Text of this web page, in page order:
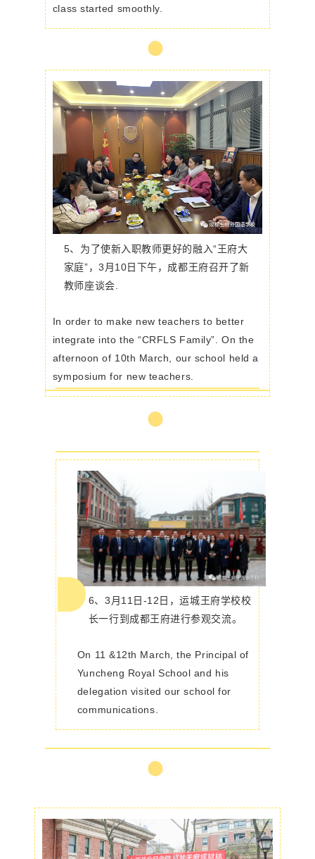
class started smoothly.
5、 为了使新入职教师更好的融入“王府大
家庭”，3月10日下午，成都王府召开了新
教师座谈会.
In order to make new teachers to better
integrate into the “CRFLS Family”. On the
afternoon of 10th March, our school held a
symposium for new teachers.
6、3月11日-12日，运城王府学校校
长一行到成都王府进行参观交流。
On 11 &12th March, the Principal of
Yuncheng Royal School and his
delegation visited our school for
communications.